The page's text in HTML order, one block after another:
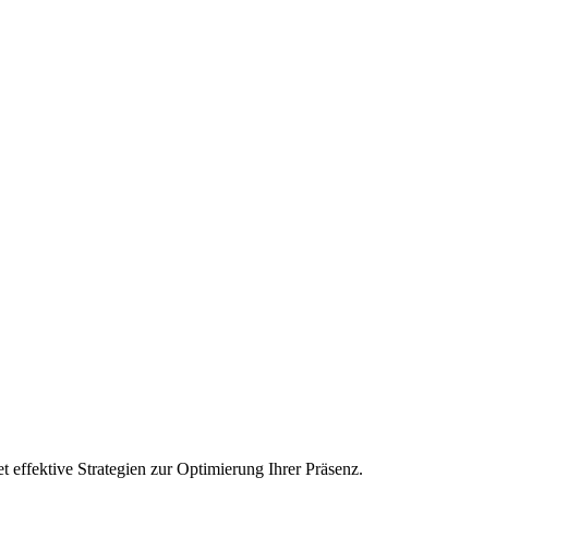
effektive Strategien zur Optimierung Ihrer Präsenz.